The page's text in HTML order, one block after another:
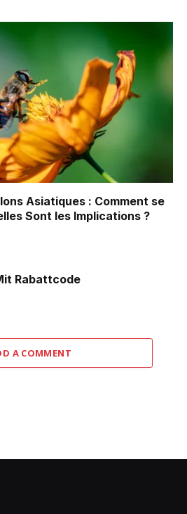
Asiatiques : Comment se
Sont les Implications ?
Rabattcode
A COMMENT